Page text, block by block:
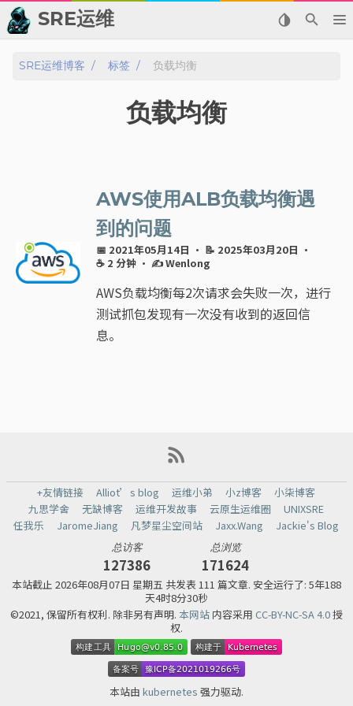
SRE运维
📂 归档
标签
SRE运维博客 标签 负载均衡
负载均衡
AWS使用ALB负载均衡遇
到的问题
📅 2021年05月14日 · 📝 2025年03月20日 ·
☕ 2 分钟 · ✍ Wenlong
AWS负载均衡每2次请求会失败一次，进行
测试抓包发现有一次没有收到的返回信
息。
+友情链接 Alliot’s blog 运维小弟 小z博客
小柒博客
九思学舍
无缺博客 运维开发故事 云原生运维圈
UNIXSRE
任我乐
JaromeJiang 凡梦星尘空间站 Jaxx.Wang Jackie's Blog
总访客
127386
总浏览
171624
本站截止 2026年08月07日 星期五 共发表 111 篇文章. 安全运行了: 5年188
天4时8分30秒
©2021, 保留所有权利. 除非另有声明. 本网站 内容采用 CC-BY-NC-SA 4.0授
权.
本站由 kubernetes 强力驱动.